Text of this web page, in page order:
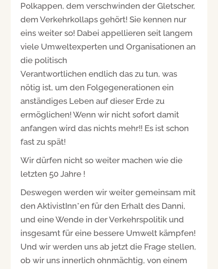
Polkappen, dem verschwinden der Gletscher,
dem Verkehrkollaps gehört! Sie kennen nur
eins weiter so! Dabei appellieren seit langem
viele Umweltexperten und Organisationen an
die politisch
Verantwortlichen endlich das zu tun, was
nötig ist, um den Folgegenerationen ein
anständiges Leben auf dieser Erde zu
ermöglichen! Wenn wir nicht sofort damit
anfangen wird das nichts mehr!! Es ist schon
fast zu spät!
Wir dürfen nicht so weiter machen wie die
letzten 50 Jahre !
Deswegen werden wir weiter gemeinsam mit
den AktivistInn*en für den Erhalt des Danni,
und eine Wende in der Verkehrspolitik und
insgesamt für eine bessere Umwelt kämpfen!
Und wir werden uns ab jetzt die Frage stellen,
ob wir uns innerlich ohnmächtig, von einem